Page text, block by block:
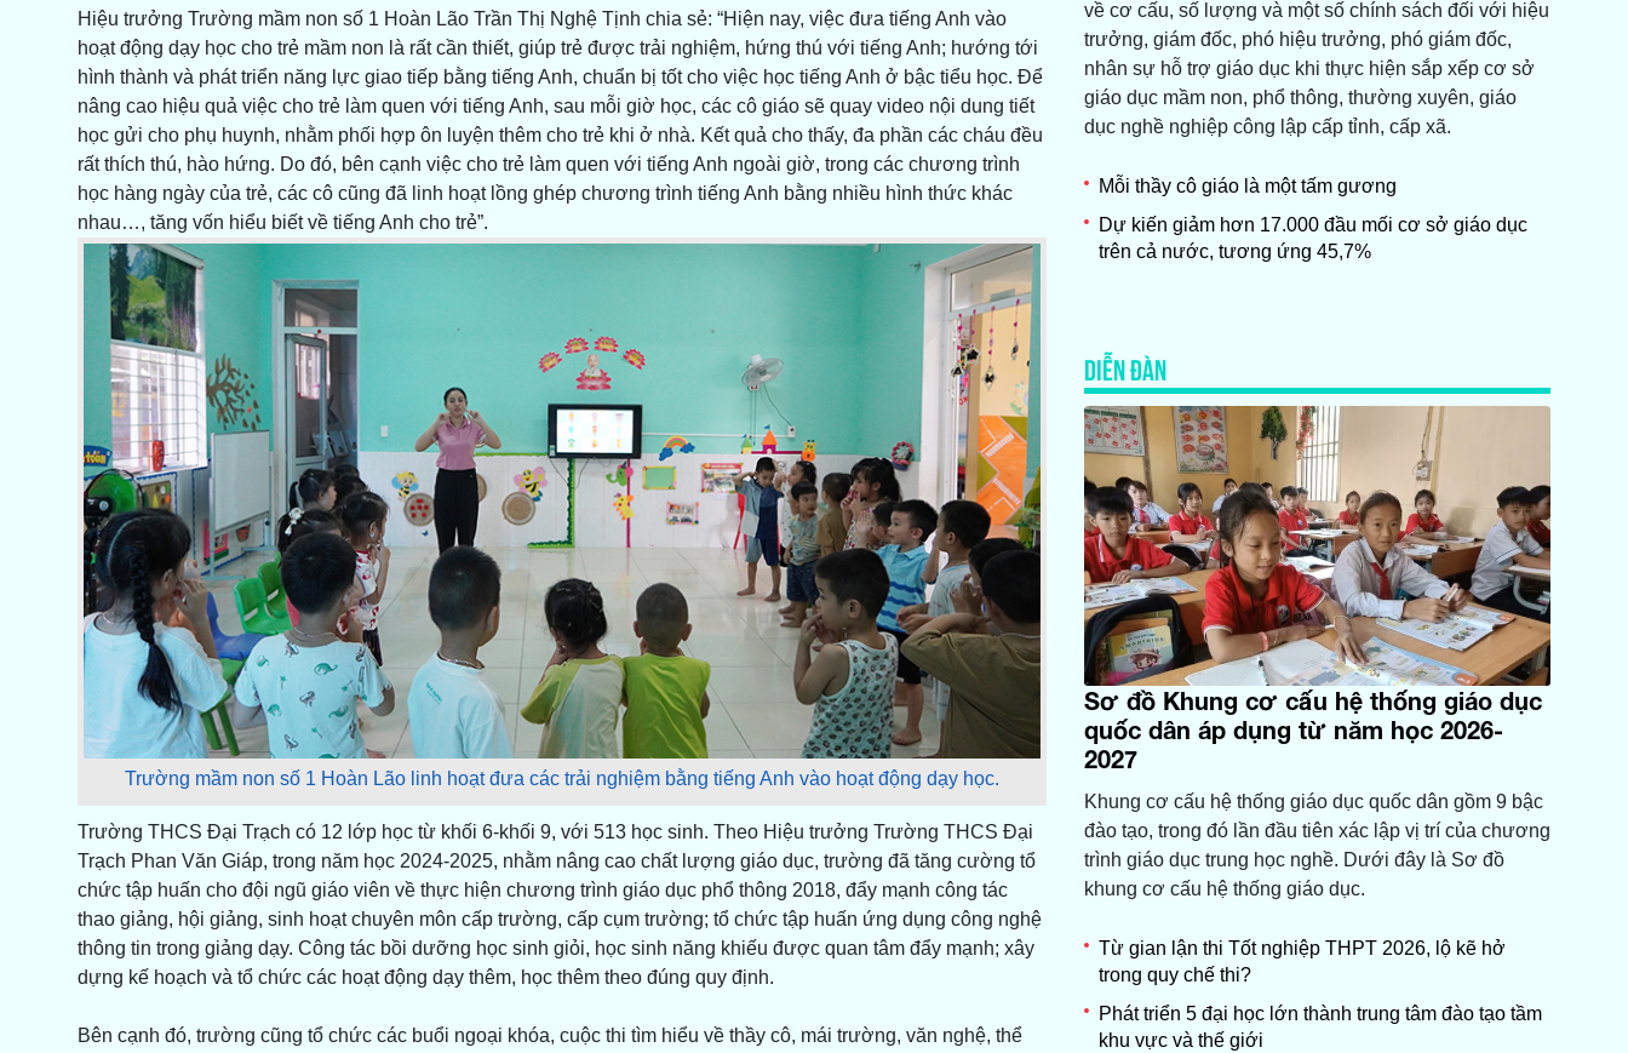
Hiệu trưởng Trường mầm non số 1 Hoàn Lão Trần Thị Nghệ Tịnh chia sẻ: “Hiện nay, việc đưa tiếng Anh vào
hoạt động dạy học cho trẻ mầm non là rất cần thiết, giúp trẻ được trải nghiệm, hứng thú với tiếng Anh; hướng tới
hình thành và phát triển năng lực giao tiếp bằng tiếng Anh, chuẩn bị tốt cho việc học tiếng Anh ở bậc tiểu học. Để
nâng cao hiệu quả việc cho trẻ làm quen với tiếng Anh, sau mỗi giờ học, các cô giáo sẽ quay video nội dung tiết
học gửi cho phụ huynh, nhằm phối hợp ôn luyện thêm cho trẻ khi ở nhà. Kết quả cho thấy, đa phần các cháu đều
rất thích thú, hào hứng. Do đó, bên cạnh việc cho trẻ làm quen với tiếng Anh ngoài giờ, trong các chương trình
học hàng ngày của trẻ, các cô cũng đã linh hoạt lồng ghép chương trình tiếng Anh bằng nhiều hình thức khác
nhau…, tăng vốn hiểu biết về tiếng Anh cho trẻ”.
Trường mầm non số 1 Hoàn Lão linh hoạt đưa các trải nghiệm bằng tiếng Anh vào hoạt động dạy học.
Trường THCS Đại Trạch có 12 lớp học từ khối 6-khối 9, với 513 học sinh. Theo Hiệu trưởng Trường THCS Đại
Trạch Phan Văn Giáp, trong năm học 2024-2025, nhằm nâng cao chất lượng giáo dục, trường đã tăng cường tổ
chức tập huấn cho đội ngũ giáo viên về thực hiện chương trình giáo dục phổ thông 2018, đẩy mạnh công tác
thao giảng, hội giảng, sinh hoạt chuyên môn cấp trường, cấp cụm trường; tổ chức tập huấn ứng dụng công nghệ
thông tin trong giảng dạy. Công tác bồi dưỡng học sinh giỏi, học sinh năng khiếu được quan tâm đẩy mạnh; xây
dựng kế hoạch và tổ chức các hoạt động dạy thêm, học thêm theo đúng quy định.
Bên cạnh đó, trường cũng tổ chức các buổi ngoại khóa, cuộc thi tìm hiểu về thầy cô, mái trường, văn nghệ, thể
về cơ cấu, số lượng và một số chính sách đối với hiệu
trưởng, giám đốc, phó hiệu trưởng, phó giám đốc,
nhân sự hỗ trợ giáo dục khi thực hiện sắp xếp cơ sở
giáo dục mầm non, phổ thông, thường xuyên, giáo
dục nghề nghiệp công lập cấp tỉnh, cấp xã.
Mỗi thầy cô giáo là một tấm gương
Dự kiến giảm hơn 17.000 đầu mối cơ sở giáo dục
trên cả nước, tương ứng 45,7%
DIỄN ĐÀN
Sơ đồ Khung cơ cấu hệ thống giáo dục
quốc dân áp dụng từ năm học 2026-
2027
Khung cơ cấu hệ thống giáo dục quốc dân gồm 9 bậc
đào tạo, trong đó lần đầu tiên xác lập vị trí của chương
trình giáo dục trung học nghề. Dưới đây là Sơ đồ
khung cơ cấu hệ thống giáo dục.
Từ gian lận thi Tốt nghiệp THPT 2026, lộ kẽ hở
trong quy chế thi?
Phát triển 5 đại học lớn thành trung tâm đào tạo tầm
khu vực và thế giới